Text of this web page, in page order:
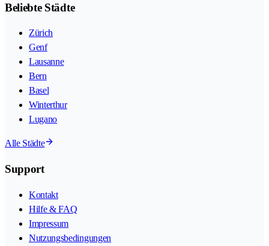
Beliebte Städte
Zürich
Genf
Lausanne
Bern
Basel
Winterthur
Lugano
Alle Städte
Support
Kontakt
Hilfe & FAQ
Impressum
Nutzungsbedingungen